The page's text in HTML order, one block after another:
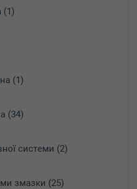
(1)
(1)
(34)
системи (2)
змазки (25)